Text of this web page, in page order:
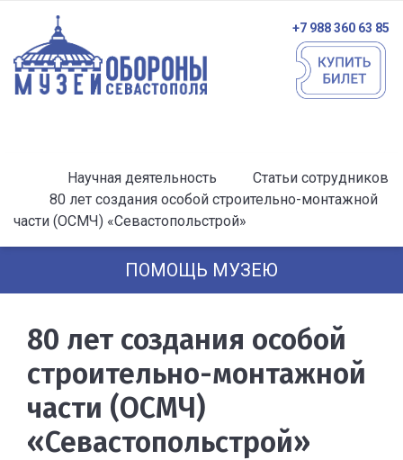
+7 988 360 63 85
Научная деятельность
Статьи сотрудников
80 лет создания особой строительно-монтажной
части (ОСМЧ) «Севастопольстрой»
ПОМОЩЬ МУЗЕЮ
80 лет создания особой
строительно-монтажной
части (ОСМЧ)
«Севастопольстрой»